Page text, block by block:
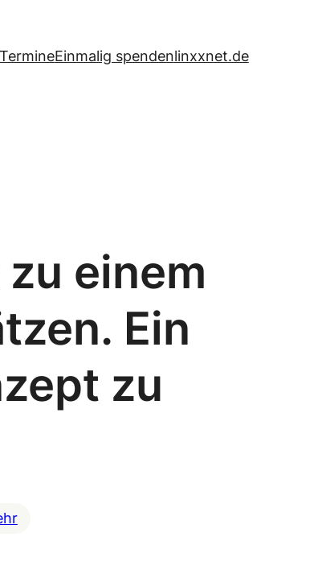
TermineEinmalig spendenlinxxnet.de
einem
Ein
zu